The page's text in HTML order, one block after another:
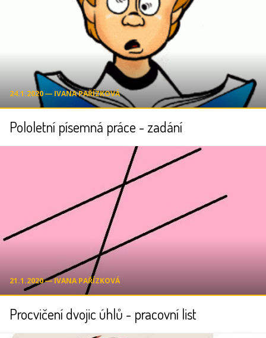
24.1.2020 ― IVANA PAŘÍZKOVÁ
Pololetní písemná práce - zadání
21.1.2020 ― IVANA PAŘÍZKOVÁ
Procvičení dvojic úhlů - pracovní list